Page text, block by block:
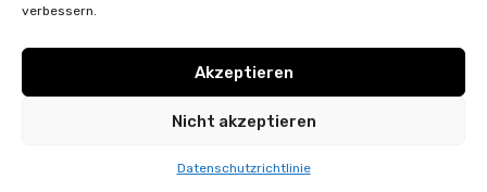
verbessern.
Akzeptieren
Nicht akzeptieren
Datenschutzrichtlinie
DiSiMi? 2026 CREATED BYJAVESCRIPT|Google Datenschutz und
Nutzungsbedingungen
Trebate pomoć?